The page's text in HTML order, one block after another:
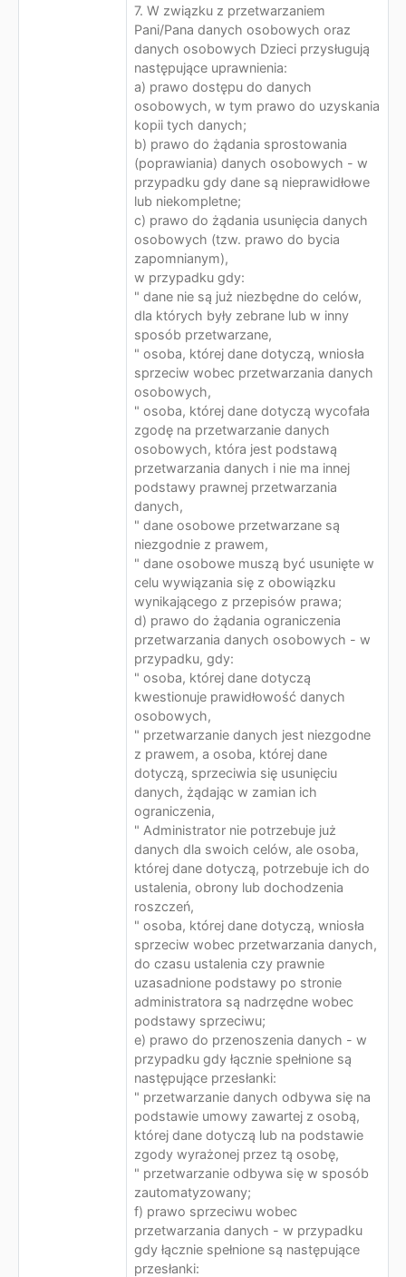
7. W związku z przetwarzaniem
Pani/Pana danych osobowych oraz
danych osobowych Dzieci przysługują
następujące uprawnienia:
a) prawo dostępu do danych
osobowych, w tym prawo do uzyskania
kopii tych danych;
b) prawo do żądania sprostowania
(poprawiania) danych osobowych - w
przypadku gdy dane są nieprawidłowe
lub niekompletne;
c) prawo do żądania usunięcia danych
osobowych (tzw. prawo do bycia
zapomnianym),
w przypadku gdy:
" dane nie są już niezbędne do celów,
dla których były zebrane lub w inny
sposób przetwarzane,
" osoba, której dane dotyczą, wniosła
sprzeciw wobec przetwarzania danych
osobowych,
" osoba, której dane dotyczą wycofała
zgodę na przetwarzanie danych
osobowych, która jest podstawą
przetwarzania danych i nie ma innej
podstawy prawnej przetwarzania
danych,
" dane osobowe przetwarzane są
niezgodnie z prawem,
" dane osobowe muszą być usunięte w
celu wywiązania się z obowiązku
wynikającego z przepisów prawa;
d) prawo do żądania ograniczenia
przetwarzania danych osobowych - w
przypadku, gdy:
" osoba, której dane dotyczą
kwestionuje prawidłowość danych
osobowych,
" przetwarzanie danych jest niezgodne
z prawem, a osoba, której dane
dotyczą, sprzeciwia się usunięciu
danych, żądając w zamian ich
ograniczenia,
" Administrator nie potrzebuje już
danych dla swoich celów, ale osoba,
której dane dotyczą, potrzebuje ich do
ustalenia, obrony lub dochodzenia
roszczeń,
" osoba, której dane dotyczą, wniosła
sprzeciw wobec przetwarzania danych,
do czasu ustalenia czy prawnie
uzasadnione podstawy po stronie
administratora są nadrzędne wobec
podstawy sprzeciwu;
e) prawo do przenoszenia danych - w
przypadku gdy łącznie spełnione są
następujące przesłanki:
" przetwarzanie danych odbywa się na
podstawie umowy zawartej z osobą,
której dane dotyczą lub na podstawie
zgody wyrażonej przez tą osobę,
" przetwarzanie odbywa się w sposób
zautomatyzowany;
f) prawo sprzeciwu wobec
przetwarzania danych - w przypadku
gdy łącznie spełnione są następujące
przesłanki: